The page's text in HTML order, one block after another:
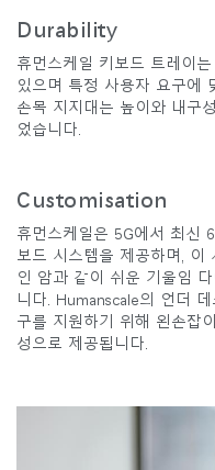
Durability
휴먼스케일 키보드 트레이
있으며 특정 사용자 요구에
손목 지지대는 높이와 내구
었습니다.
Customisation
휴먼스케일은 5G에서 최신
보드 시스템을 제공하며, 이
인 암과 같이 쉬운 기울임
니다. Humanscale의 언더
구를 지원하기 위해 왼손잡
성으로 제공됩니다.